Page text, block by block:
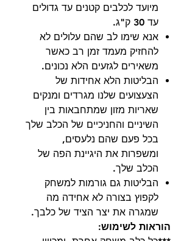
מיועד לכלבים קטנים עד גדולים
עד 30 ק"ג.
אנא שימו לב שהם עלולים לא
להחזיק מעמד זמן רב כאשר
משאירים לגזעים הלא נכונים.
הבליטות הלא אחידות של
הצעצועים שלנו מגרדים ומנקים
שאריות מזון שמתחבאות בין
השיניים והחניכיים של הכלב שלך
בכל פעם שהם נלעסים,
ומשפרות את היגיינת הפה של
הכלב שלך.
הבליטות גם גורמות למשחק
לקפוץ בצורה לא אחידה מה
שמגרה את יצר הציד של כלבך.
הוראות לשימוש: